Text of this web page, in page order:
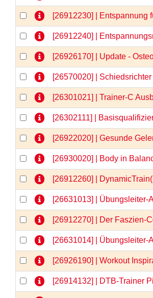
[26912230] |
[26912240] |
[26926170] | Update -
[26570020] |
[26301021] | Trainer-C
[26302111] |
[26922020] | Gesunde
[26930020] | Body in
[26912260] |
[26631013] |
[26912270] | Der Faszien-
[26631014] |
[26926190] | Workout
[26914132] | DTB-Trainer